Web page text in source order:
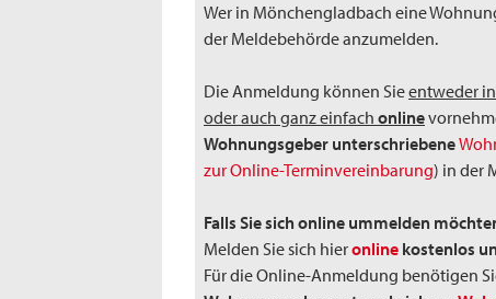
Wer in Mönchengladbach eine
der Meldebehörde anzumelden.
Die Anmeldung können Sieentweder
oder auch ganz einfach online
Wohnungsgeber unterschriebene
zur Online-Terminvereinbarung) in der
Falls Sie sich online ummelden
Melden Sie sich hieronline kostenlos
Für die Online-Anmeldung benötigen